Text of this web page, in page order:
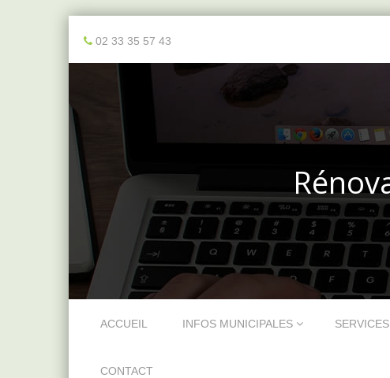
02 33 35 57 43
Menu
ACCUEIL
INFOS MUNICIPALES
CONTACT